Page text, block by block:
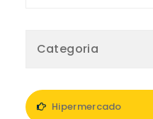
Categoria
Hipermercado